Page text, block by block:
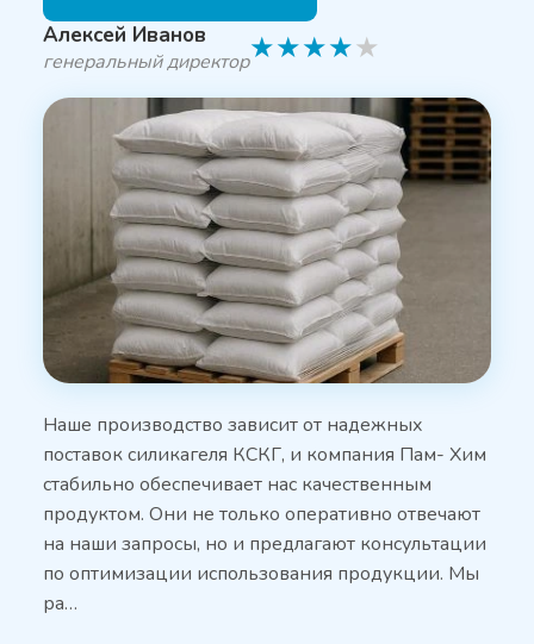
Алексей Иванов
генеральный директор★★★★★
Наше производство зависит от надежных
поставок силикагеля КСКГ, и компания Пам- Хим
стабильно обеспечивает нас качественным
продуктом. Они не только оперативно отвечают
на наши запросы, но и предлагают консультации
по оптимизации использования продукции. Мы
ра…